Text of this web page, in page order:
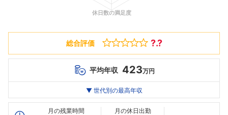
総合評価 ?.?
平均年収 423万円
最高年収
20代
423万
30代
--万
--万
▼ 世代別の最高年収
月の残業時間 月の休日出勤